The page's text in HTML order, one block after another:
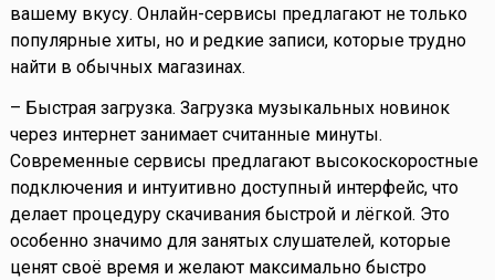
вашему вкусу. Онлайн-сервисы предлагают не только
популярные хиты, но и редкие записи, которые трудно
найти в обычных магазинах.
– Быстрая загрузка. Загрузка музыкальных новинок
через интернет занимает считанные минуты.
Современные сервисы предлагают высокоскоростные
подключения и интуитивно доступный интерфейс, что
делает процедуру скачивания быстрой и лёгкой. Это
особенно значимо для занятых слушателей, которые
ценят своё время и желают максимально быстро